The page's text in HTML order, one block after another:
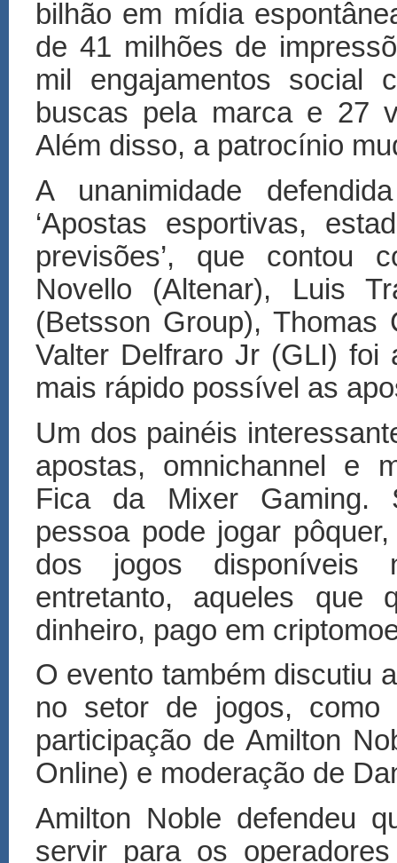
bilhão em mídia espontâ
de 41 milhões de impressõ
mil engajamentos social
buscas pela marca e 27
Além disso, a patrocínio
A unanimidade
‘Apostas esportivas,
previsões’, que contou
Novello (Altenar), Luis
(Betsson Group), Thomas
Valter Delfraro Jr (GLI) foi
mais rápido possível as
Um dos painéis
apostas, omnichannel e
Fica da Mixer Gaming.
pessoa pode jogar pô
dos jogos disponíveis
entretanto, aqueles que
dinheiro, pago em
O evento também discutiu
no setor de jogos, como
participação de Amilton
Online) e moderação de
Amilton Noble defendeu
servir para os